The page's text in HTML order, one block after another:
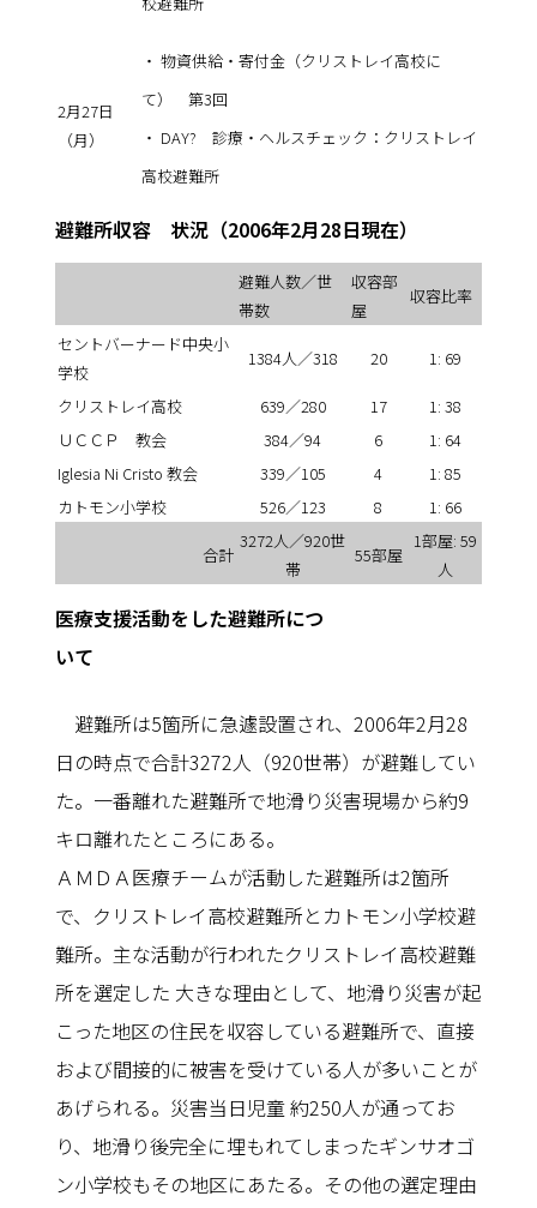
2月27日
（月）
・ 物資供給・寄付金（クリストレイ高校に
て） 第3回
・ DAY? 診療・ヘルスチェック：クリストレイ
高校避難所
避難所収容 状況（2006年2月28日現在）
避難人数／世
帯数
収容部
屋
収容比率
セントバーナード中央小
学校
1384人／318 20 1: 69
クリストレイ高校 639／280 17
1: 38
ＵＣＣＰ 教会
384／94 6
1: 64
Iglesia Ni Cristo 教会
339／105 4
1: 85
カトモン小学校
526／123 8 1: 66
合計
3272人／920世
帯
55部屋
1部屋: 59
人
医療支援活動をした避難所につ
いて
避難所は5箇所に急遽設置され、2006年2月28
日の時点で合計3272人（920世帯）が避難してい
た。一番離れた避難所で地滑り災害現場から約9
キロ離れたところにある。
ＡＭＤＡ医療チームが活動した避難所は2箇所
で、クリストレイ高校避難所とカトモン小学校避
難所。主な活動が行われたクリストレイ高校避難
所を選定した 大きな理由として、地滑り災害が起
こった地区の住民を収容している避難所で、直接
および間接的に被害を受けている人が多いことが
あげられる。災害当日児童 約250人が通ってお
り、地滑り後完全に埋もれてしまったギンサオゴ
ン小学校もその地区にあたる。その他の選定理由